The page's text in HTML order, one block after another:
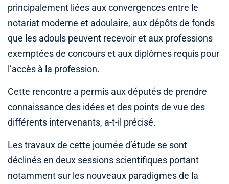
principalement liées aux convergences entre le
notariat moderne et adoulaire, aux dépôts de fonds
que les adouls peuvent recevoir et aux professions
exemptées de concours et aux diplômes requis pour
l’accès à la profession.
Cette rencontre a permis aux députés de prendre
connaissance des idées et des points de vue des
différents intervenants, a-t-il précisé.
Les travaux de cette journée d’étude se sont
déclinés en deux sessions scientifiques portant
notamment sur les nouveaux paradigmes de la